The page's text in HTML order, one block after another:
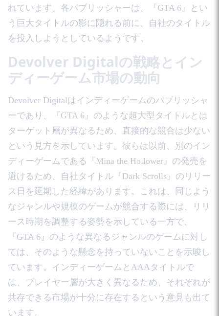
れています。各パブリッシャーは、『GTA 6』とい
う巨大タイトルの影に隠れる前に、自社のタイトル
を投入しようとしているようです。
Devolver Digitalの戦略とイン
ディーゲーム市場の動向
Devolver Digitalはインディーゲームのパブリッシャ
ーであり、『GTA 6』のような超大型タイトルとは
ターゲット層が異なるため、直接的な競合は少ない
という見方を示しています。彼らは以前、別のイン
ディーゲームである『Mina the Hollower』の発売を
避けるため、自社タイトル『Dark Scrolls』のリリー
ス日を延期した経緯があります。これは、同じよう
なジャンルや規模のゲームが競合する際には、リリ
ース時期を調整する姿勢を示している一方で、
『GTA 6』のような異なるジャンルのゲームに対し
ては、そのような懸念を持っていないことを示唆し
ています。インディーゲームとAAAタイトルで
は、プレイヤー層が大きく異なるため、それぞれが
共存できる市場が十分に存在するという意見も出て
います。